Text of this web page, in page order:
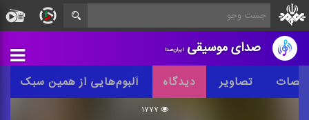
صدای موسیقیایران‌صدا
تصاویر دیدگاه آلبوم‌هایی از همین سبک
۱۷۷۷